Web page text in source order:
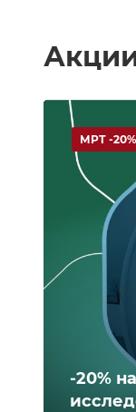
-20%
МРТ -20%